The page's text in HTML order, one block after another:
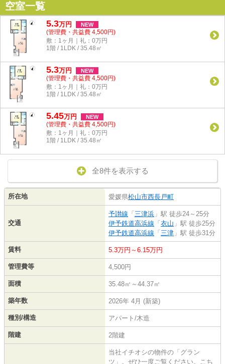
空室一覧
5.3万円 NEW
(管理費・共益費 4,500円)
敷：1ヶ月｜礼：0万円
1階 / 1LDK / 35.48㎡
5.3万円 NEW
(管理費・共益費 4,500円)
敷：1ヶ月｜礼：0万円
1階 / 1LDK / 35.48㎡
5.45万円 NEW
(管理費・共益費 4,500円)
敷：1ヶ月｜礼：0万円
1階 / 1LDK / 35.48㎡
全8件を表示する
所在地 愛媛県松山市西長戸町
交通
予讃線 「 三津浜 」駅 徒歩24～25分
伊予鉄道高浜線 「 衣山 」駅 徒歩25分
伊予鉄道高浜線 「 三津 」駅 徒歩31分
賃料 5.3万円～6.15万円
管理費等 4,500円
面積 35.48㎡～44.37㎡
築年数 2026年 4月 (新築)
種別/構造 アパート/木造
階建 2階建
当社イチオシの物件の「グラン
ツ」。ぜひ一度ご覧ください。こち